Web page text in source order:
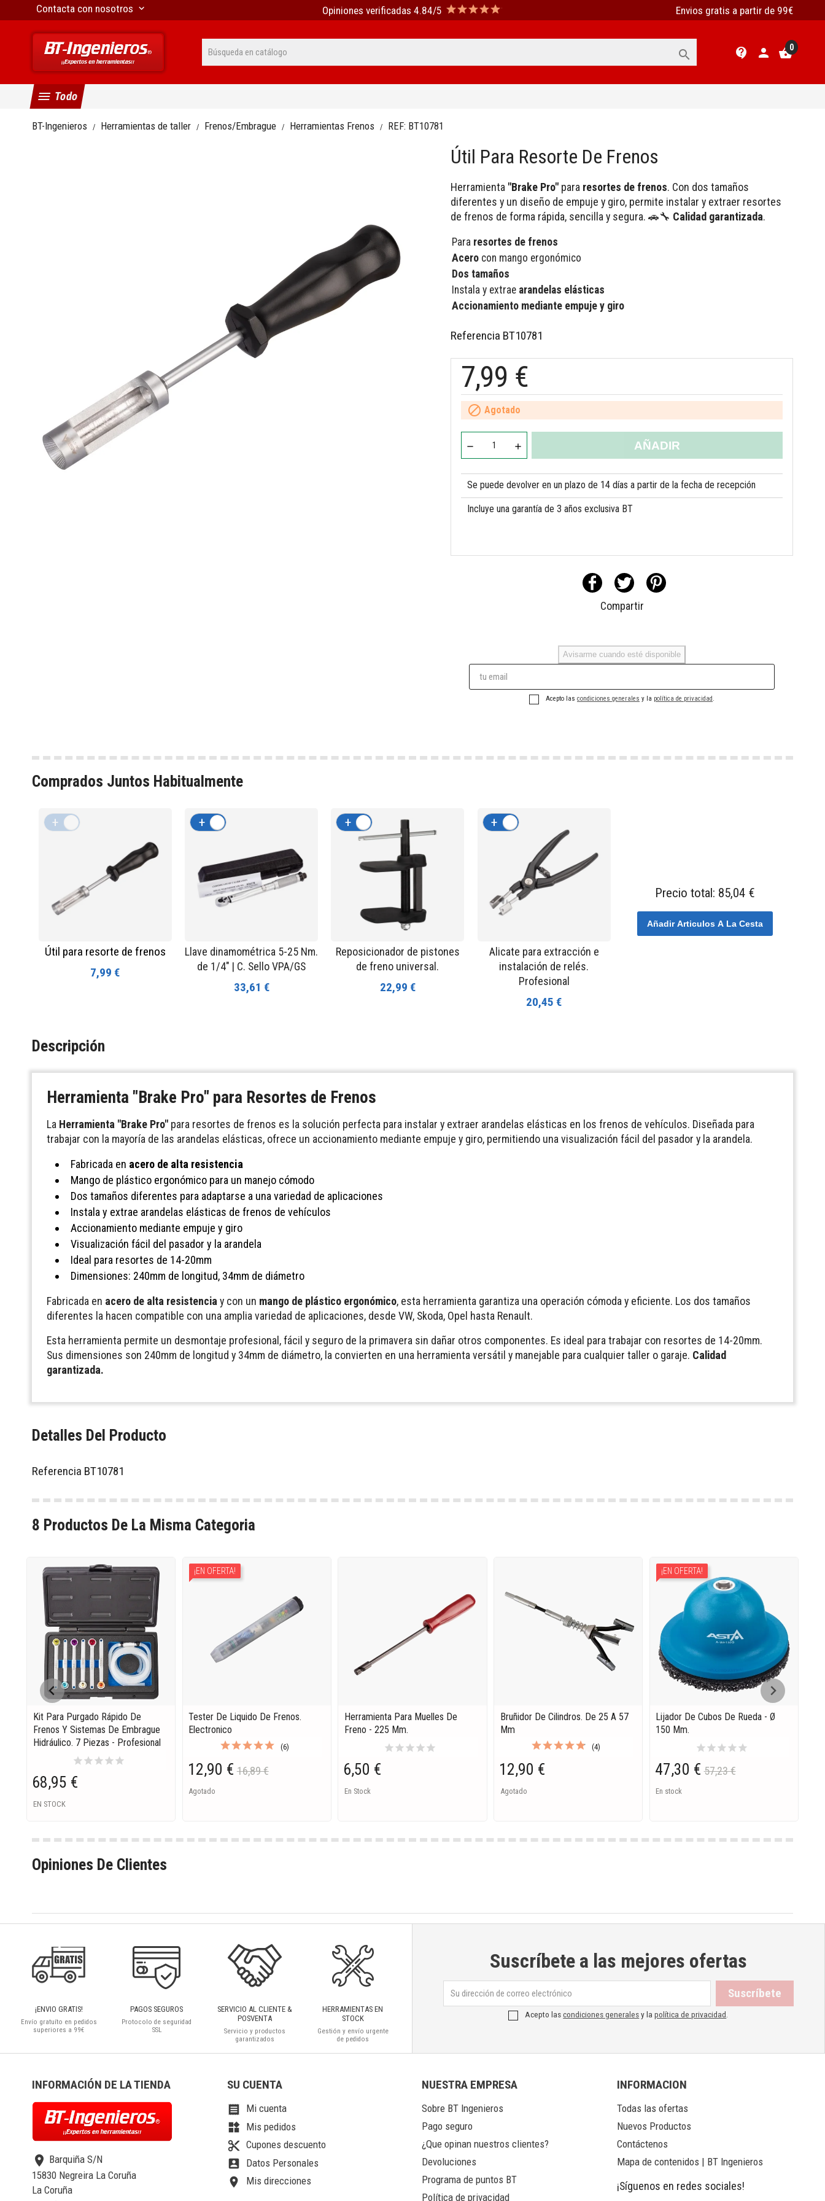
Contacta con nosotros keyboard_arrow_down Opiniones verificadas 4.84/5 Envios gratis a partir de 99€
 contact_support person shopping_basket0
menu Todo
BT-Ingenieros Herramientas de taller Frenos/Embrague Herramientas Frenos REF: BT10781
Útil Para Resorte De Frenos
Herramienta "Brake Pro" para resortes de frenos. Con dos tamaños
diferentes y un diseño de empuje y giro, permite instalar y extraer resortes
de frenos de forma rápida, sencilla y segura. 🚗🔧 Calidad garantizada.
Para resortes de frenos
Acero con mango ergonómico
Dos tamaños
Instala y extrae arandelas elásticas
Accionamiento mediante empuje y giro
Referencia BT10781
7,99 €
 Agotado
AÑADIR
Se puede devolver en un plazo de 14 días a partir de la fecha de recepción
Incluye una garantía de 3 años exclusiva BT
Compartir
Avisarme cuando esté disponible
Acepto las condiciones generales y la política de privacidad .
Comprados Juntos Habitualmente
Útil para resorte de frenos
7,99 €
+
Llave dinamométrica 5-25 Nm.
de 1/4" | C. Sello VPA/GS
33,61 €
+
Reposicionador de pistones
de freno universal.
22,99 €
+
Alicate para extracción e
instalación de relés.
Profesional
20,45 €
+
Precio total: 85,04 €
Añadir Articulos A La Cesta
Descripción
Herramienta "Brake Pro" para Resortes de Frenos
La Herramienta "Brake Pro" para resortes de frenos es la solución perfecta para instalar y extraer arandelas elásticas en los frenos de vehículos. Diseñada para
trabajar con la mayoría de las arandelas elásticas, ofrece un accionamiento mediante empuje y giro, permitiendo una visualización fácil del pasador y la arandela.
Fabricada en acero de alta resistencia
Mango de plástico ergonómico para un manejo cómodo
Dos tamaños diferentes para adaptarse a una variedad de aplicaciones
Instala y extrae arandelas elásticas de frenos de vehículos
Accionamiento mediante empuje y giro
Visualización fácil del pasador y la arandela
Ideal para resortes de 14-20mm
Dimensiones: 240mm de longitud, 34mm de diámetro
Fabricada en acero de alta resistenciay con un mango de plástico ergonómico, esta herramienta garantiza una operación cómoda y eficiente. Los dos tamaños
diferentes la hacen compatible con una amplia variedad de aplicaciones, desde VW, Skoda, Opel hasta Renault.
Esta herramienta permite un desmontaje profesional, fácil y seguro de la primavera sin dañar otros componentes. Es ideal para trabajar con resortes de 14-20mm.
Sus dimensiones son 240mm de longitud y 34mm de diámetro, la convierten en una herramienta versátil y manejable para cualquier taller o garaje. Calidad
garantizada.
Detalles Del Producto
Referencia BT10781
8 Productos De La Misma Categoria
Kit Para Purgado Rápido De
Frenos Y Sistemas De Embrague
Hidráulico. 7 Piezas - Profesional
starstarstarstarstar
68,95 €
EN STOCK
Tester De Liquido De Frenos.
Electronico
(6)
12,90 € 16,89 €
Agotado
¡EN OFERTA!
Herramienta Para Muelles De
Freno - 225 Mm.
starstarstarstarstar
6,50 €
En Stock
Bruñidor De Cilindros. De 25 A 57
Mm
(4)
12,90 €
Agotado
Lijador De Cubos De Rueda - Ø
150 Mm.
starstarstarstarstar
47,30 € 57,23 €
En stock
¡EN OFERTA!
Opiniones De Clientes
¡ENVIO GRATIS!
Envío gratuíto en pedidos
superiores a 99€
PAGOS SEGUROS
Protocolo de seguridad
SSL
SERVICIO AL CLIENTE &
POSVENTA
Servicio y productos
garantizados
HERRAMIENTAS EN
STOCK
Gestión y envío urgente
de pedidos
Suscríbete a las mejores ofertas
Acepto lascondiciones generalesy lapolítica de privacidad
INFORMACIÓN DE LA TIENDA
location_on Barquiña S/N
15830 Negreira La Coruña
La Coruña
SU CUENTA
 Mi cuenta
widgets Mis pedidos
content_cut Cupones descuento
account_box Datos Personales
location_on Mis direcciones
NUESTRA EMPRESA
Sobre BT Ingenieros
Pago seguro
¿Que opinan nuestros clientes?
Devoluciones
Programa de puntos BT
Política de privacidad
INFORMACION
Todas las ofertas
Nuevos Productos
Contáctenos
Mapa de contenidos | BT Ingenieros
¡Síguenos en redes sociales!